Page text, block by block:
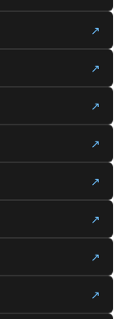
↗
↗
↗
↗
↗
↗
↗
↗